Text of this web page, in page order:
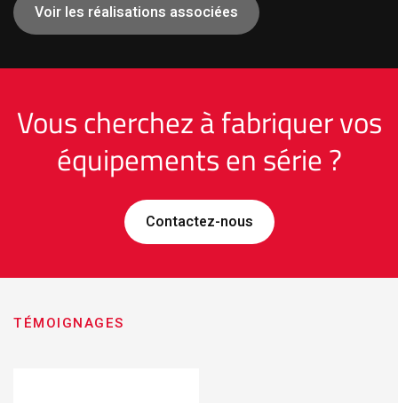
Je recherche...
Voir les réalisations associées
Vous cherchez à fabriquer vos
équipements en série ?
Contactez-nous
TÉMOIGNAGES